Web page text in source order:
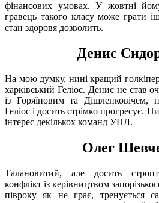
фінансових умовах. У жовтні
гравець такого класу може грати
стан здоровя дозволить.
Денис
На мою думку, нині кращий голкіпер
харківський Геліос. Денис не став
із Горяїновим та Дішленковічем,
Геліос і досить стрімко прогресує.
інтерес декількох команд УПЛ.
Олег
Талановитий, але досить
конфлікт із керівництвом
півроку як не грає, тренується